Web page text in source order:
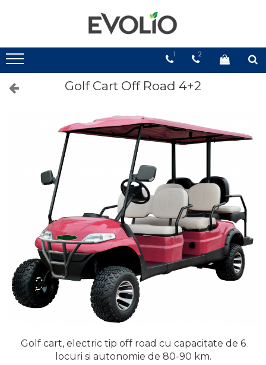
1 2
Golf Cart Off Road 4+2
Golf cart, electric tip off road cu capacitate de 6
locuri si autonomie de 80-90 km.